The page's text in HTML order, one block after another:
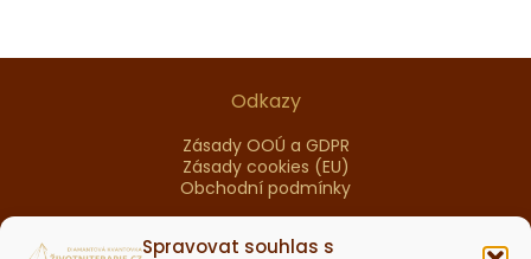
Spravovat souhlas s
Odkazy
Zásady OOÚ a GDPR
Zásady cookies (EU)
Obchodní podmínky
Nabídka